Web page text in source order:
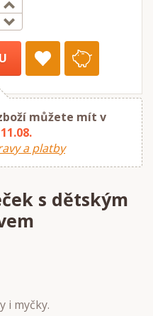
můžete mít v
a platby
s dětským
i myčky.